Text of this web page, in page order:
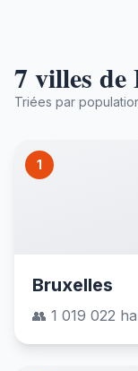
7 villes de
Triées par
1
Bruxelles
👥 1 019 022